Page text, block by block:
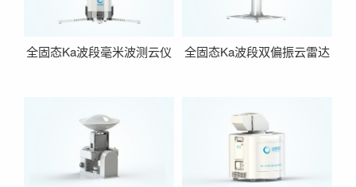
全固态Ka波段毫米波测云仪 全固态Ka波段双偏振云雷达